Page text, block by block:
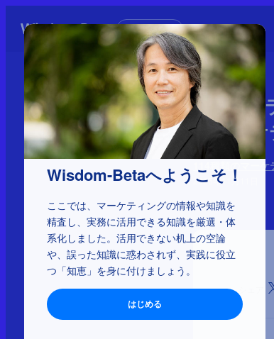
Wisdom-Betaへようこそ！
ここでは、マーケティングの情報や知識を
精査し、実務に活用できる知識を厳選・体
系化しました。活用できない机上の空論
や、誤った知識に惑わされず、実践に役立
つ「知恵」を身に付けましょう。
はじめる
初めての方へ
1-1-41：
ムマー
114種類のマー
2025年11月11日